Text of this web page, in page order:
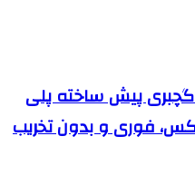
گچبری پیش ساخته پلی
فوری و بدون تخریب